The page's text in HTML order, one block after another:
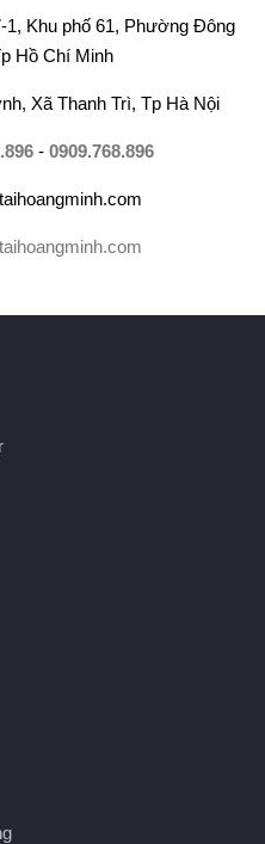
Khu phố 61, Phường Đông
Hồ Chí Minh
Xã Thanh Trì, Tp Hà Nội
- 0909.768.896